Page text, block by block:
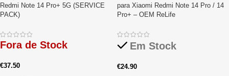
Redmi Note 14 Pro+ 5G (SERVICE
PACK)
Fora de Stock
€37.50
para Xiaomi Redmi Note 14 Pro / 14
Pro+ – OEM ReLife
Em Stock
€24.90